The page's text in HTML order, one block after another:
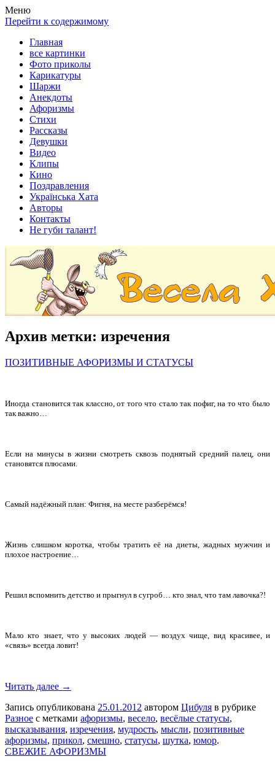
Весела хата — прикольные картинки, смешные истории,
клипы!
Покажем всем ваши фото приколы, карикатуры, шаржи, стихи,
рассказы, видео и песни!
Меню
Перейти к содержимому
Главная
все картинки
Фото приколы
Карикатуры
Шаржи
Анекдоты
Афоризмы
Стихи
Рассказы
Девушки
Видео
Клипы
Кино
Поздравления
Українська Хата
Авторы
Контакты
Не губи талант!
Архив метки: изречения
ПОЗИТИВНЫЕ АФОРИЗМЫ И СТАТУСЫ
Иногда становится так классно, от того что стало так пофиг, на то что было
так важно…
Если на минусы в жизни смотреть сквозь поднятый средний палец, они
становятся плюсами.
Самый надёжный план: Фигня, на месте разберёмся!
Жизнь слишком коротка, чтобы тратить её на диеты, жадных мужчин и
плохое настроение…
Решил вспомнить детство и прыгнул в сугроб… кто знал, что там лавочка?!
Мало кто знает, что у высоких людей — воздух чище, вид красивее, и
«связь» всегда ловит!
Читать далее →
Запись опубликована 25.01.2012 автором Цибуля в рубрике
Разное с метками афоризмы, весело, весёлые статусы,
высказывания, изречения, мудрость, мысли, позитивные
афоризмы, прикол, смешно, статусы, шутка, юмор.
СВЕЖИЕ АФОРИЗМЫ